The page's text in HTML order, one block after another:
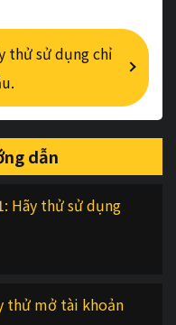
thử sử dụng chỉ
dẫn
Hãy thử sử dụng
thử mở tài khoản